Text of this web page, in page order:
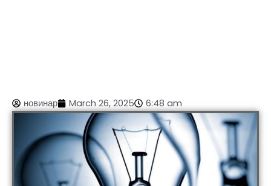
новинар March 26, 2025 6:48 am